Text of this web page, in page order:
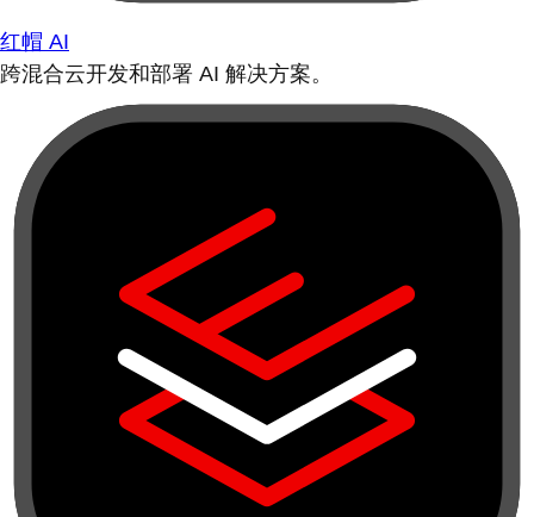
红帽 AI
跨混合云开发和部署 AI 解决方案。